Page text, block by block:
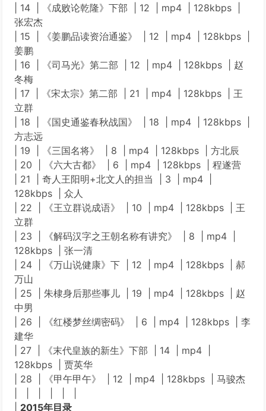
| 14 | 《成败论乾隆》下部 | 12 | mp4 | 128kbps |
张宏杰
| 15 | 《姜鹏品读资治通鉴》 | 12 | mp4 | 128kbps |
姜鹏
| 16 | 《司马光》第二部 | 12 | mp4 | 128kbps | 赵
冬梅
| 17 | 《宋太宗》第二部 | 21 | mp4 | 128kbps | 王
立群
| 18 | 《国史通鉴春秋战国》 | 18 | mp4 | 128kbps |
方志远
| 19 | 《三国名将》 | 8 | mp4 | 128kbps | 方北辰
| 20 | 《六大古都》 | 6 | mp4 | 128kbps | 程遂营
| 21 | 奇人王阳明+北文人的担当 | 3 | mp4 |
128kbps | 众人
| 22 | 《王立群说成语》 | 10 | mp4 | 128kbps | 王
立群
| 23 | 《解码汉字之王朝名称有讲究》 | 8 | mp4 |
128kbps | 张一清
| 24 | 《万山说健康》下 | 12 | mp4 | 128kbps | 郝
万山
| 25 | 朱棣身后那些事儿 | 19 | mp4 | 128kbps | 赵
中男
| 26 | 《红楼梦丝绸密码》 | 6 | mp4 | 128kbps | 李
建华
| 27 | 《末代皇族的新生》下部 | 14 | mp4 |
128kbps | 贾英华
| 28 | 《甲午甲午》 | 12 | mp4 | 128kbps | 马骏杰
2015年目录